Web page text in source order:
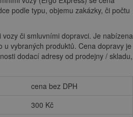
podle typu, objemu zakázky, či počtu
či smluvními dopravci. Je nabízena
u vybraných produktů. Cena dopravy je
dodací adresy od prodejny / skladu,
cena bez DPH
300 Kč